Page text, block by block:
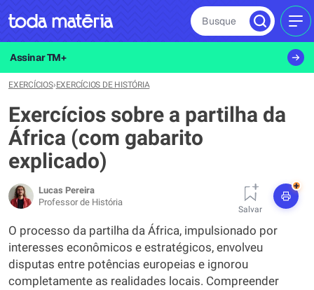
Busque
Assinar TM+
EXERCÍCIOS›EXERCÍCIOS DE HISTÓRIA
Exercícios sobre a partilha da
África (com gabarito
explicado)
Lucas Pereira
Professor de História
Salvar
+
O processo da partilha da África, impulsionado por
interesses econômicos e estratégicos, envolveu
disputas entre potências europeias e ignorou
completamente as realidades locais. Compreender